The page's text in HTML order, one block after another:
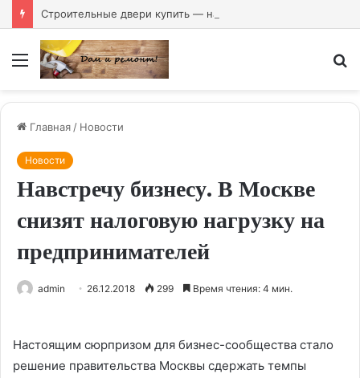
Меню
Главная/ Новости
Новости
Навстречу бизнесу. В Москве
снизят налоговую нагрузку на
предпринимателей
admin 26.12.2018 299 Время чтения: 4 мин.
Настоящим сюрпризом для бизнес-сообщества стало
решение правительства Москвы сдержать темпы